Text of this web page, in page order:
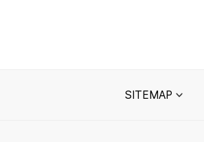
SITEMAP